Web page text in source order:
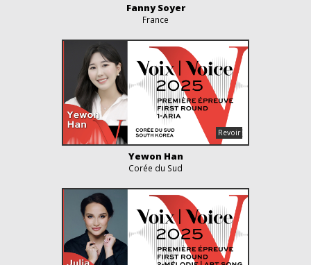
Fanny Soyer
France
Yewon Han
Corée du Sud